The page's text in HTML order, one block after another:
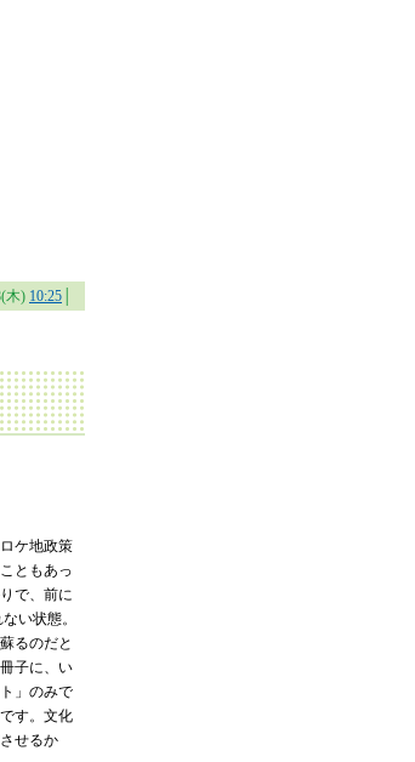
木) 10:25
ケ地政策
ともあっ
で、前に
い状態。
るのだと
子に、い
」のみで
す。文化
せるか